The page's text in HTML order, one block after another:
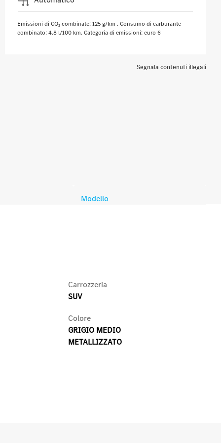
Emissioni di CO₂ combinate: 125 g/km . Consumo di carburante
combinato: 4.8 l/100 km. Categoria di emissioni: euro 6
Segnala contenuti illegali
Modello
Carrozzeria
SUV
Colore
GRIGIO MEDIO
METALLIZZATO